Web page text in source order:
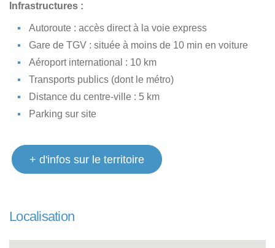
Infrastructures :
Autoroute : accès direct à la voie express
Gare de TGV : située à moins de 10 min en voiture
Aéroport international : 10 km
Transports publics (dont le métro)
Distance du centre-ville : 5 km
Parking sur site
+ d'infos sur le territoire
Localisation